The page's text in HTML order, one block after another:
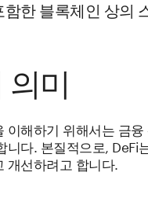
함한 블록체인 상의
의미
이해하기 위해서는 금
니다. 본질적으로,
개선하려고 합니다.